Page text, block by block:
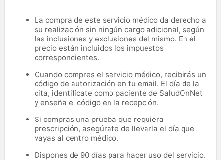
La compra de este servicio médico da derecho a
su realización sin ningún cargo adicional, según
las inclusiones y exclusiones del mismo. En el
precio están incluidos los impuestos
correspondientes.
Cuando compres el servicio médico, recibirás un
código de autorización en tu email. El día de la
cita, identifícate como paciente de SaludOnNet
y enseña el código en la recepción.
Si compras una prueba que requiera
prescripción, asegúrate de llevarla el día que
vayas al centro médico.
Dispones de 90 días para hacer uso del servicio.